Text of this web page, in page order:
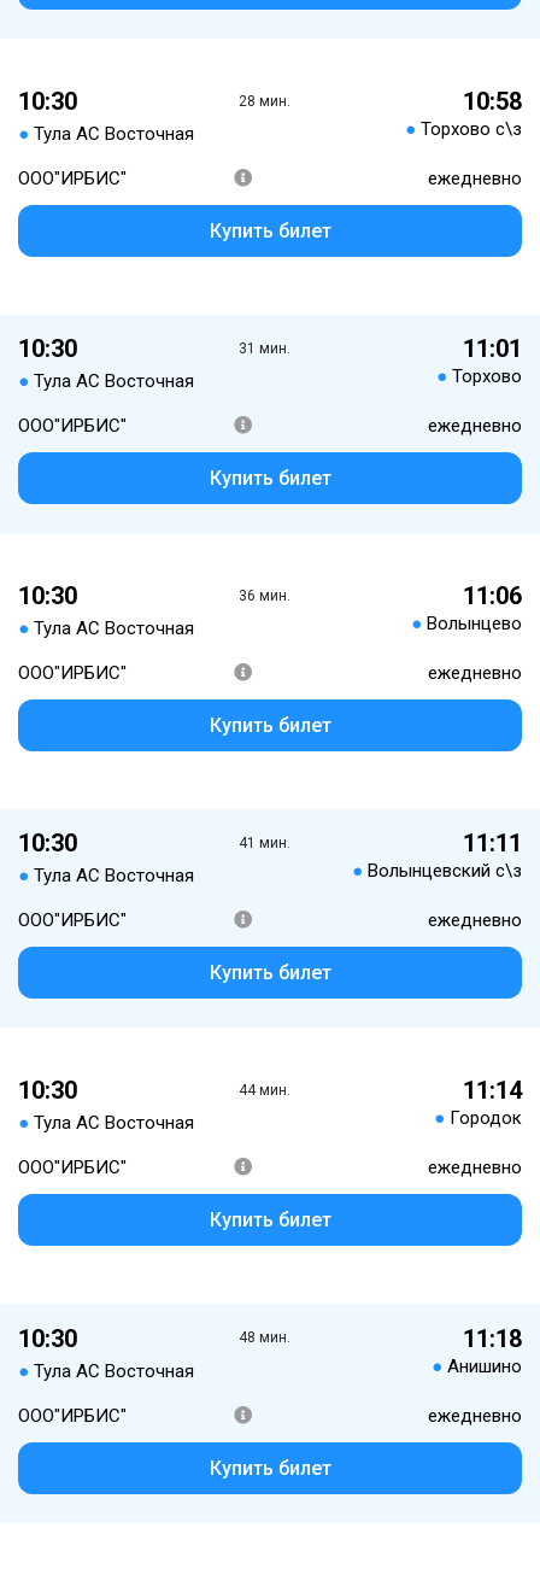
10:30
● Тула АС Восточная
28 мин. 10:58
● Торхово с\з
ООО"ИРБИС" ежедневно
Купить билет
10:30
● Тула АС Восточная
31 мин. 11:01
● Торхово
ООО"ИРБИС" ежедневно
Купить билет
10:30
● Тула АС Восточная
36 мин. 11:06
● Волынцево
ООО"ИРБИС" ежедневно
Купить билет
10:30
● Тула АС Восточная
41 мин. 11:11
● Волынцевский с\з
ООО"ИРБИС" ежедневно
Купить билет
10:30
● Тула АС Восточная
44 мин. 11:14
● Городок
ООО"ИРБИС" ежедневно
Купить билет
10:30
● Тула АС Восточная
48 мин. 11:18
● Анишино
ООО"ИРБИС" ежедневно
Купить билет